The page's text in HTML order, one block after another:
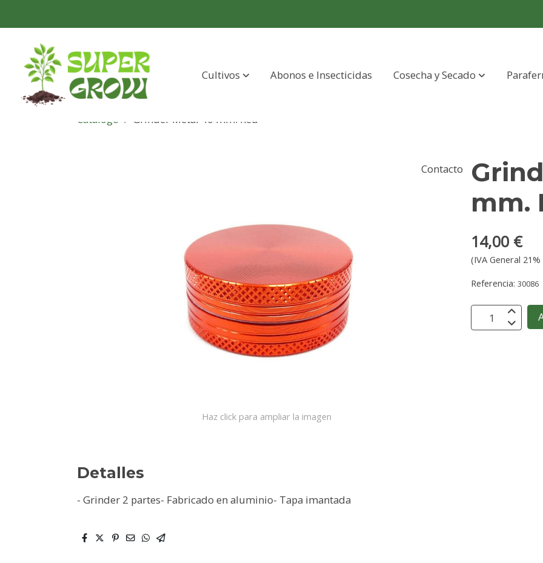
Cultivos Abonos e Insecticidas Cosecha y Secado
Contacto
Catálogo Grinder Metal 40 mm. Red
Haz click para ampliar la imagen
Detalles
- Grinder 2 partes- Fabricado en aluminio- Tapa imantada
mm.
14,00 €
(IVA General
Referencia:30086